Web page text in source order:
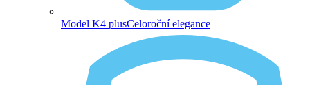
Model K4 plusCeloroční elegance